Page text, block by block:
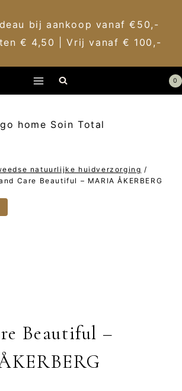
bij aankoop vanaf €50,-
€ 4,50 | Vrij vanaf € 100,-
0
natuurlijke huidverzorging /
Care Beautiful – MARIA ÅKERBERG
Beautiful –